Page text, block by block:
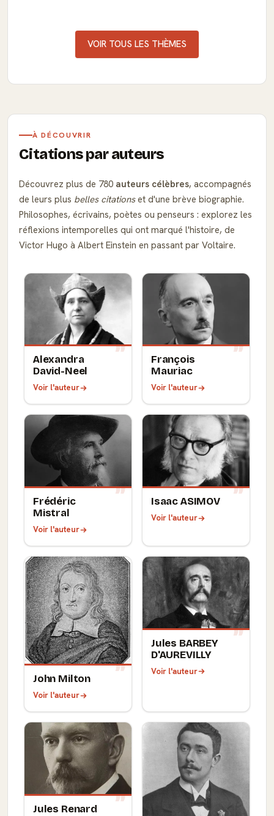
VOIR TOUS LES THÈMES
À DÉCOUVRIR
Citations par auteurs
Découvrez plus de 780 auteurs célèbres, accompagnés
de leurs plus belles citationset d'une brève biographie.
Philosophes, écrivains, poètes ou penseurs : explorez les
réflexions intemporelles qui ont marqué l'histoire, de
Victor Hugo à Albert Einstein en passant par Voltaire.
Alexandra
David-Neel
Voir l'auteur
François
Mauriac
Voir l'auteur
Frédéric
Mistral
Voir l'auteur
Isaac ASIMOV
Voir l'auteur
John Milton
Voir l'auteur
Jules BARBEY
D'AUREVILLY
Voir l'auteur
Jules Renard